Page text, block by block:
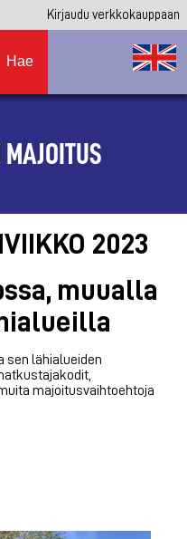
Kirjaudu verkkokauppaan
Hae
2023
muualla
sen lähialueiden
majoitusvaihtoehtoja